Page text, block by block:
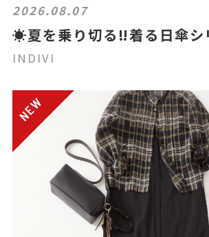
2026.08.07
☀️夏を乗り切る‼️着る日傘シ
INDIVI